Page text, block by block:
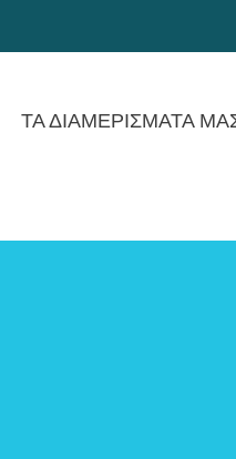
ΤΑ ΔΙΑΜΕΡΙΣΜΑΤΑ